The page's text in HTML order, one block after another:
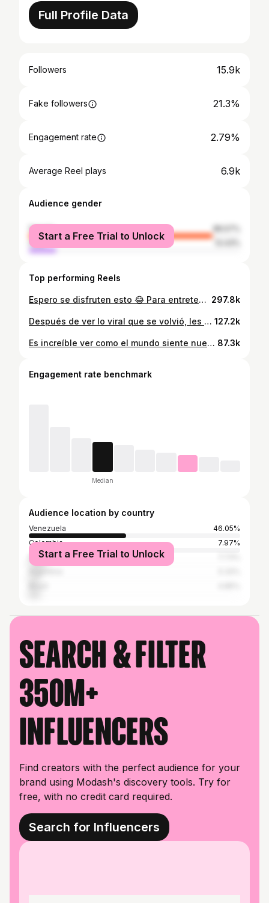
Full Profile Data
Followers 15.9k
Fake followers 21.3%
Engagement rate 2.79%
Average Reel plays 6.9k
Audience gender
female
male
Start a Free Trial to Unlock
Top performing Reels
Espero se disfruten esto 😂 Para entretenerlos un rato, juro que no pinto así, fui pintacaritas por un buen tiempo pero para joder ustedes saben, lo que sea 🫶🏻😆 #minions #minionstrend #minionsmakeup #trend #instagram #reels #viral #viralvideos 297.8k
Después de ver lo viral que se volvió, les quiso regalar el minion morado ahora 😂 Disfrútenlo hasta el final para que vean su reacción 🙌🏻 #minions #minionstrend #minionsmakeup #trend #instagram #reels #viral #viralvideos 127.2k
Es increíble ver como el mundo siente nuestro dolor, y lo RESPETA, infinitas gracias🌎🇻🇪❤️ #venezuela #venezuela🇻🇪 87.3k
Engagement rate benchmark
Median
Audience location by country
Venezuela
46.05%
Colombia
7.97%
Mexico
Start a Free Trial to Unlock
Search & filter
350M+
influencers
Find creators with the perfect audience for your
brand using Modash's discovery tools. Try for
free, with no credit card required.
Search for Influencers